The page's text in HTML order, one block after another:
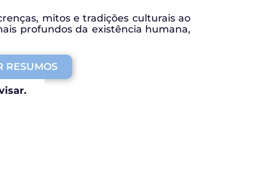
mitos e tradições culturais ao
profundos da existência humana,
RESUMOS